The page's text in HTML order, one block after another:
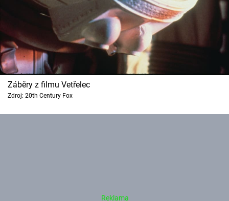
Záběry z filmu Vetřelec
Zdroj: 20th Century Fox